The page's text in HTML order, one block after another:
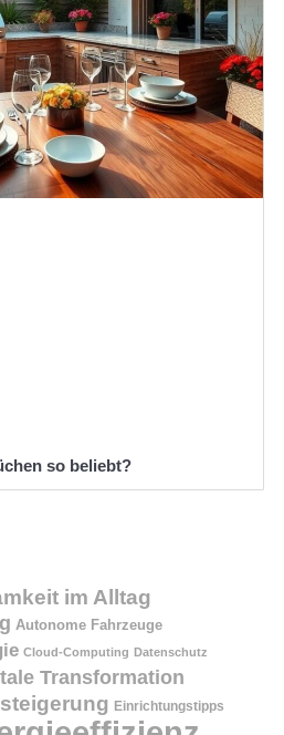
so beliebt?
im Alltag
Autonome Fahrzeuge
Cloud-Computing Datenschutz
Transformation
Einrichtungstipps